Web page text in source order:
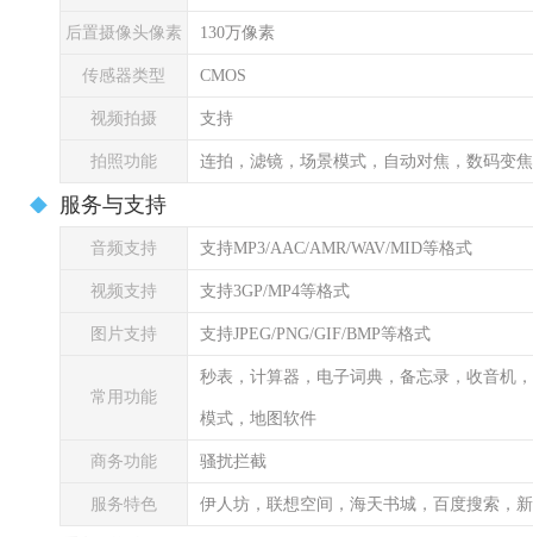
后置摄像头像素 130万像素
传感器类型 CMOS
视频拍摄 支持
拍照功能 连拍，滤镜，场景模式，自动对焦，数码变焦
服务与支持
音频支持 支持MP3/AAC/AMR/WAV/MID等格式
视频支持 支持3GP/MP4等格式
图片支持 支持JPEG/PNG/GIF/BMP等格式
常用功能
秒表，计算器，电子词典，备忘录，收音机
模式，地图软件
商务功能 骚扰拦截
服务特色 伊人坊，联想空间，海天书城，百度搜索，